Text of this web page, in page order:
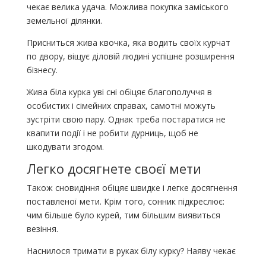
чекає велика удача. Можлива покупка заміського
земельної ділянки.
Присниться жива квочка, яка водить своїх курчат
по двору, віщує діловій людині успішне розширення
бізнесу.
Жива біла курка уві сні обіцяє благополуччя в
особистих і сімейних справах, самотні можуть
зустріти свою пару. Однак треба постаратися не
квапити події і не робити дурниць, щоб не
шкодувати згодом.
Легко досягнете своєї мети
Також сновидіння обіцяє швидке і легке досягнення
поставленої мети. Крім того, сонник підкреслює:
чим більше було курей, тим більшим виявиться
везіння.
Наснилося тримати в руках білу курку? Наяву чекає